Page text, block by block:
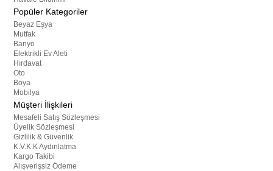
Popüler Kategoriler
Beyaz Eşya
Mutfak
Banyo
Elektrikli Ev Aleti
Hırdavat
Oto
Boya
Mobilya
Müşteri İlişkileri
Mesafeli Satış Sözleşmesi
Üyelik Sözleşmesi
Gizlilik & Güvenlik
K.V.K.K Aydınlatma
Kargo Takibi
Alışverişsiz Ödeme